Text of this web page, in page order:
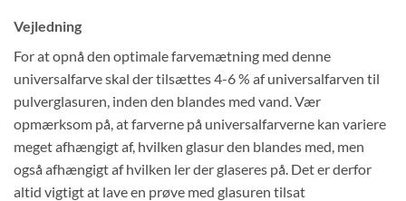
Vejledning
For at opnå den optimale farvemætning med denne
universalfarve skal der tilsættes 4-6 % af universalfarven til
pulverglasuren, inden den blandes med vand. Vær
opmærksom på, at farverne på universalfarverne kan variere
meget afhængigt af, hvilken glasur den blandes med, men
også afhængigt af hvilken ler der glaseres på. Det er derfor
altid vigtigt at lave en prøve med glasuren tilsat